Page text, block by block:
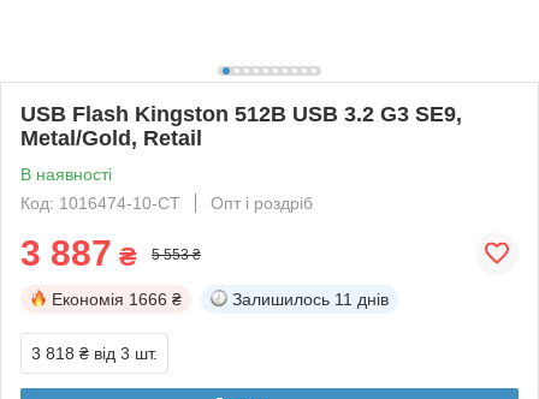
USB Flash Kingston 512B USB 3.2 G3 SE9,
Metal/Gold, Retail
В наявності
Код: 1016474-10-СТ
Опт і роздріб
3 887 ₴ 5 553 ₴
Економія 1666 ₴ Залишилось 11 днів
3 818 ₴ від 3 шт.